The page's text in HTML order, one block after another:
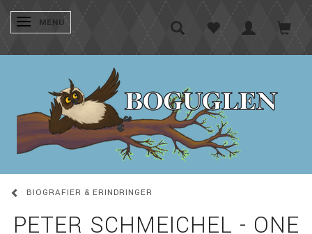
SKIFTE NAVIGATION
MENU
BIOGRAFIER & ERINDRINGER
PETER SCHMEICHEL - ONE